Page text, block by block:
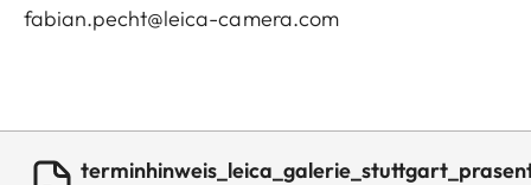
fabian.pecht@leica-camera.com